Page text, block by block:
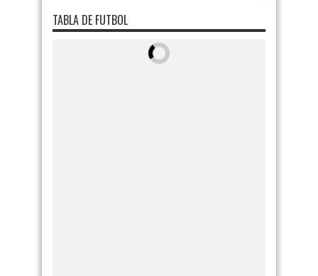
TABLA DE FUTBOL